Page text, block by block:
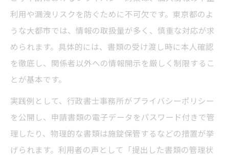
プライバシー重視で選びたいビザ申請サポート
法
ビザ申請プライバシーを守るサポート体制
とは
方
無料相談を活用したビザ申請プライバシー
対策
利用や漏洩リスクを防ぐために不可欠です。東京都のよ
うな大都市では、情報の取扱量が多く、慎重な対応が求
められます。具体的には、書類の受け渡し時に本人確認
を徹底し、関係者以外への情報開示を厳しく制限するこ
とが基本です。
実践例として、行政書士事務所がプライバシーポリシー
を公開し、申請書類の電子データをパスワード付きで管
理したり、物理的な書類は施錠保管するなどの措置が挙
げられます。利用者の声として「提出した書類の管理状